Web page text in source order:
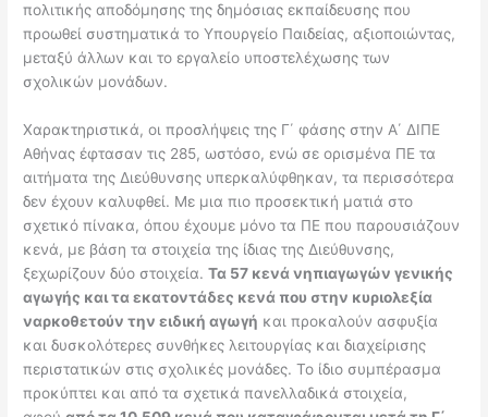
πολιτικής αποδόμησης της δημόσιας εκπαίδευσης που
προωθεί συστηματικά το Υπουργείο Παιδείας, αξιοποιώντας,
μεταξύ άλλων και το εργαλείο υποστελέχωσης των
σχολικών μονάδων.
Χαρακτηριστικά, οι προσλήψεις της Γ΄ φάσης στην Α΄ ΔΙΠΕ
Αθήνας έφτασαν τις 285, ωστόσο, ενώ σε ορισμένα ΠΕ τα
αιτήματα της Διεύθυνσης υπερκαλύφθηκαν, τα περισσότερα
δεν έχουν καλυφθεί. Με μια πιο προσεκτική ματιά στο
σχετικό πίνακα, όπου έχουμε μόνο τα ΠΕ που παρουσιάζουν
κενά, με βάση τα στοιχεία της ίδιας της Διεύθυνσης,
ξεχωρίζουν δύο στοιχεία.Τα 57 κενά νηπιαγωγών γενικής
αγωγής και τα εκατοντάδες κενά που στην κυριολεξία
ναρκοθετούν την ειδική αγωγή και προκαλούν ασφυξία
και δυσκολότερες συνθήκες λειτουργίας και διαχείρισης
περιστατικών στις σχολικές μονάδες. Το ίδιο συμπέρασμα
προκύπτει και από τα σχετικά πανελλαδικά στοιχεία,